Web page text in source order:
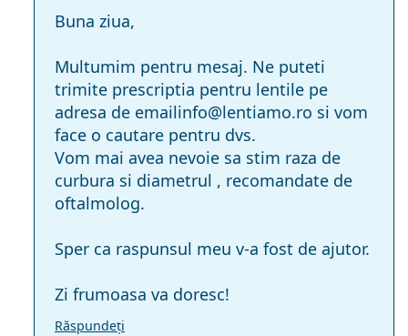
Buna ziua,
Multumim pentru mesaj. Ne puteti
trimite prescriptia pentru lentile pe
adresa de emailinfo@lentiamo.ro si vom
face o cautare pentru dvs.
Vom mai avea nevoie sa stim raza de
curbura si diametrul , recomandate de
oftalmolog.
Sper ca raspunsul meu v-a fost de ajutor.
Zi frumoasa va doresc!
Răspundeți